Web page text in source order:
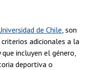
de Chile, son
adicionales a la
que incluyen el género,
deportiva o